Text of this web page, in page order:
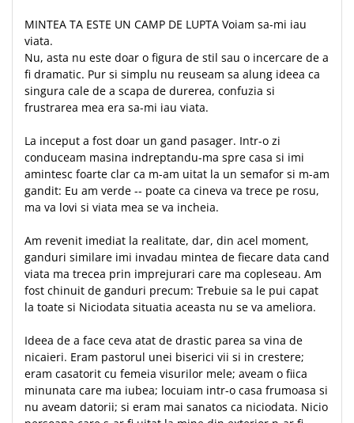
MINTEA TA ESTE UN CAMP DE LUPTA Voiam sa-mi iau
viata.
Nu, asta nu este doar o figura de stil sau o incercare de a
fi dramatic. Pur si simplu nu reuseam sa alung ideea ca
singura cale de a scapa de durerea, confuzia si
frustrarea mea era sa-mi iau viata.
La inceput a fost doar un gand pasager. Intr-o zi
conduceam masina indreptandu-ma spre casa si imi
amintesc foarte clar ca m-am uitat la un semafor si m-am
gandit: Eu am verde -- poate ca cineva va trece pe rosu,
ma va lovi si viata mea se va incheia.
Am revenit imediat la realitate, dar, din acel moment,
ganduri similare imi invadau mintea de fiecare data cand
viata ma trecea prin imprejurari care ma copleseau. Am
fost chinuit de ganduri precum: Trebuie sa le pui capat
la toate si Niciodata situatia aceasta nu se va ameliora.
Ideea de a face ceva atat de drastic parea sa vina de
nicaieri. Eram pastorul unei biserici vii si in crestere;
eram casatorit cu femeia visurilor mele; aveam o fiica
minunata care ma iubea; locuiam intr-o casa frumoasa si
nu aveam datorii; si eram mai sanatos ca niciodata. Nicio